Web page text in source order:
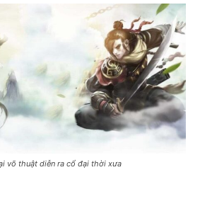
võ thuật diễn ra cổ đại thời xưa